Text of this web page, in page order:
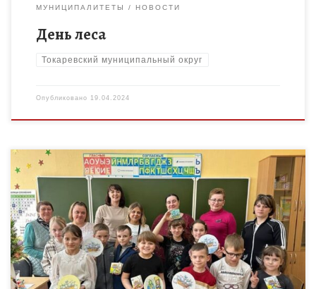
МУНИЦИПАЛИТЕТЫ НОВОСТИ
День леса
Токаревский муниципальный округ
Опубликовано 19.04.2024
В рамках Года семьи в МБОУ ДО «Дом детского творчества»
18 апреля состоялся семейный мастер-класс под названием
«Пасхальное чудо». В творческом процессе по изготовлению
поделки […]